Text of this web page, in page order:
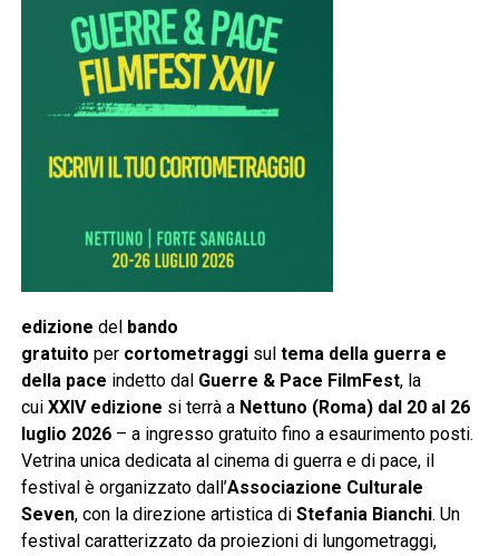
edizione del bando
gratuito per cortometraggisul tema della guerra e
della pace indetto dal Guerre & Pace FilmFest, la
cui XXIV edizione si terrà a Nettuno (Roma) dal 20 al 26
luglio 2026– a ingresso gratuito fino a esaurimento posti.
Vetrina unica dedicata al cinema di guerra e di pace, il
festival è organizzato dall’Associazione Culturale
Seven, con la direzione artistica di Stefania Bianchi. Un
festival caratterizzato da proiezioni di lungometraggi,